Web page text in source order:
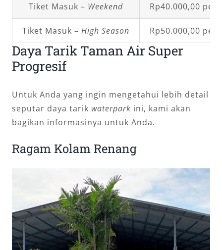
Tiket Masuk – Weekend Rp40.000,00 per
Tiket Masuk – High Season Rp50.000,00 per
Daya Tarik Taman Air Super
Progresif
Untuk Anda yang ingin mengetahui lebih detail
seputar daya tarik waterpark ini, kami akan
bagikan informasinya untuk Anda.
Ragam Kolam Renang